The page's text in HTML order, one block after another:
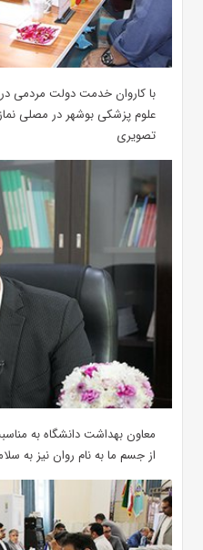
با کاروان خدمت دولت مردمی
علوم پزشکی بوشهر در مصلی
تصویری
معاون بهداشت دانشگاه به
از جسم ما به نام روان نیز به